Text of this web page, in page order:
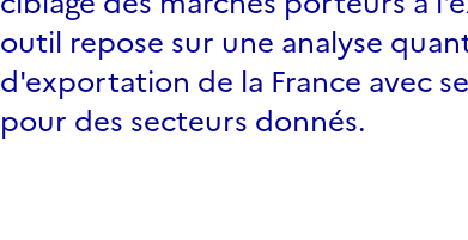
outil repose sur une analyse
d'exportation de la France avec
pour des secteurs donnés.